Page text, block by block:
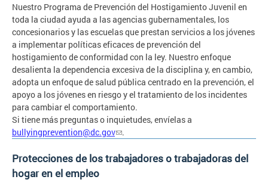
Nuestro Programa de Prevención del Hostigamiento Juvenil en
toda la ciudad ayuda a las agencias gubernamentales, los
concesionarios y las escuelas que prestan servicios a los jóvenes
a implementar políticas eficaces de prevención del
hostigamiento de conformidad con la ley. Nuestro enfoque
desalienta la dependencia excesiva de la disciplina y, en cambio,
adopta un enfoque de salud pública centrado en la prevención, el
apoyo a los jóvenes en riesgo y el tratamiento de los incidentes
para cambiar el comportamiento.
Si tiene más preguntas o inquietudes, envíelas a
bullyingprevention@dc.gov
.
Protecciones de los trabajadores o trabajadoras del
hogar en el empleo